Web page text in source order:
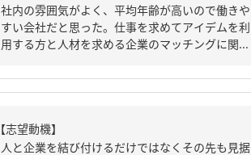
社内の雰囲気がよく、平均年齢が高いので働きや
すい会社だと思った。仕事を求めてアイデムを利
用する方と人材を求める企業のマッチングに関...
【志望動機】
人と企業を結び付けるだけではなくその先も見据